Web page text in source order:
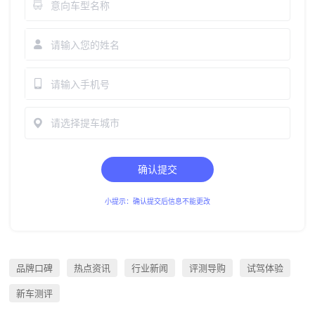
请选择提车城市
确认提交
小提示：确认提交后信息不能更改
品牌口碑 热点资讯 行业新闻 评测导购 试驾体验
新车测评